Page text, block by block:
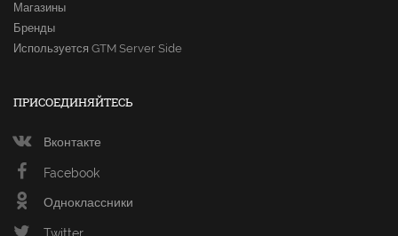
Магазины
Бренды
Используется GTM Server Side
ПРИСОЕДИНЯЙТЕСЬ
Вконтакте
Facebook
Одноклассники